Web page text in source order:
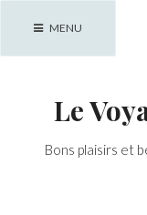
MENU
Le
Bons plaisirs et